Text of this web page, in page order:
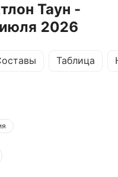
Таун -
2026
Таблица